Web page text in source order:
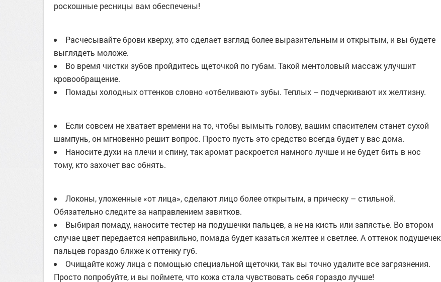
роскошные ресницы вам обеспечены!
Расчесывайте брови кверху, это сделает взгляд более выразительным и открытым, и вы будете
выглядеть моложе.
Во время чистки зубов пройдитесь щеточкой по губам. Такой ментоловый массаж улучшит
кровообращение.
Помады холодных оттенков словно «отбеливают» зубы. Теплых – подчеркивают их желтизну.
Если совсем не хватает времени на то, чтобы вымыть голову, вашим спасителем станет сухой
шампунь, он мгновенно решит вопрос. Просто пусть это средство всегда будет у вас дома.
Наносите духи на плечи и спину, так аромат раскроется намного лучше и не будет бить в нос
тому, кто захочет вас обнять.
Локоны, уложенные «от лица», сделают лицо более открытым, а прическу – стильной.
Обязательно следите за направлением завитков.
Выбирая помаду, наносите тестер на подушечки пальцев, а не на кисть или запястье. Во втором
случае цвет передается неправильно, помада будет казаться желтее и светлее. А оттенок подушечек
пальцев гораздо ближе к оттенку губ.
Очищайте кожу лица с помощью специальной щеточки, так вы точно удалите все загрязнения.
Просто попробуйте, и вы поймете, что кожа стала чувствовать себя гораздо лучше!